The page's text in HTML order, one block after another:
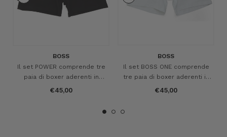
BOSS
Il set POWER comprende tre
paia di boxer aderenti in
cotone stretch
€45,00
BOSS
Il set BOSS ONE comprende
tre paia di boxer aderenti in
cotone stretch
€45,00